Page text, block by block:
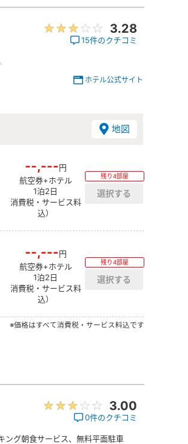
3.28
15件のクチコミ
ホテル公式サイト
地図
--,---円
航空券+ホテル
1泊2日
消費税・サービス料
込）
残り4部屋
--,---円
航空券+ホテル
1泊2日
消費税・サービス料
込）
残り4部屋
※価格はすべて消費税・サービス料込です
3.00
0件のクチコミ
ング朝食サービス、無料平面駐車